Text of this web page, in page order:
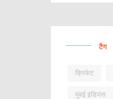
टैग
क्रिकेट
मुंबई इंडियंस